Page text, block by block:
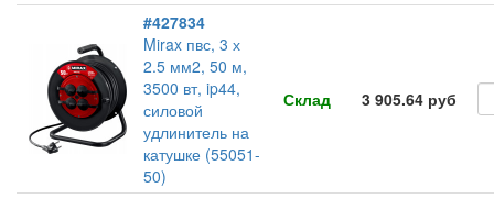
#427834
Mirax пвс, 3 х
2.5 мм2, 50 м,
3500 вт, ip44,
силовой
удлинитель на
катушке (55051-
50)
Склад 3 905.64 руб